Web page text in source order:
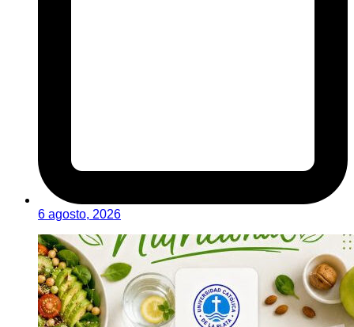
6 agosto, 2026